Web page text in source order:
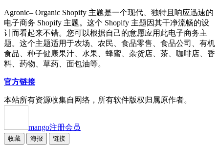
Agronic– Organic Shopify 主题是一个现代、独特且响应迅速的
电子商务 Shopify 主题。这个 Shopify 主题因其干净流畅的设
计而看起来不错。您可以根据自己的意愿应用此电子商务主
题。这个主题适用于农场、农民、食品零售、食品公司、有机
食品、种子健康果汁、水果、蜂蜜、杂货店、茶、咖啡店、香
料、药物、草药、面包油等。
官方链接
本站所有资源收集自网络，所有软件版权归属原作者。
mango注册会员
收藏 海报 链接